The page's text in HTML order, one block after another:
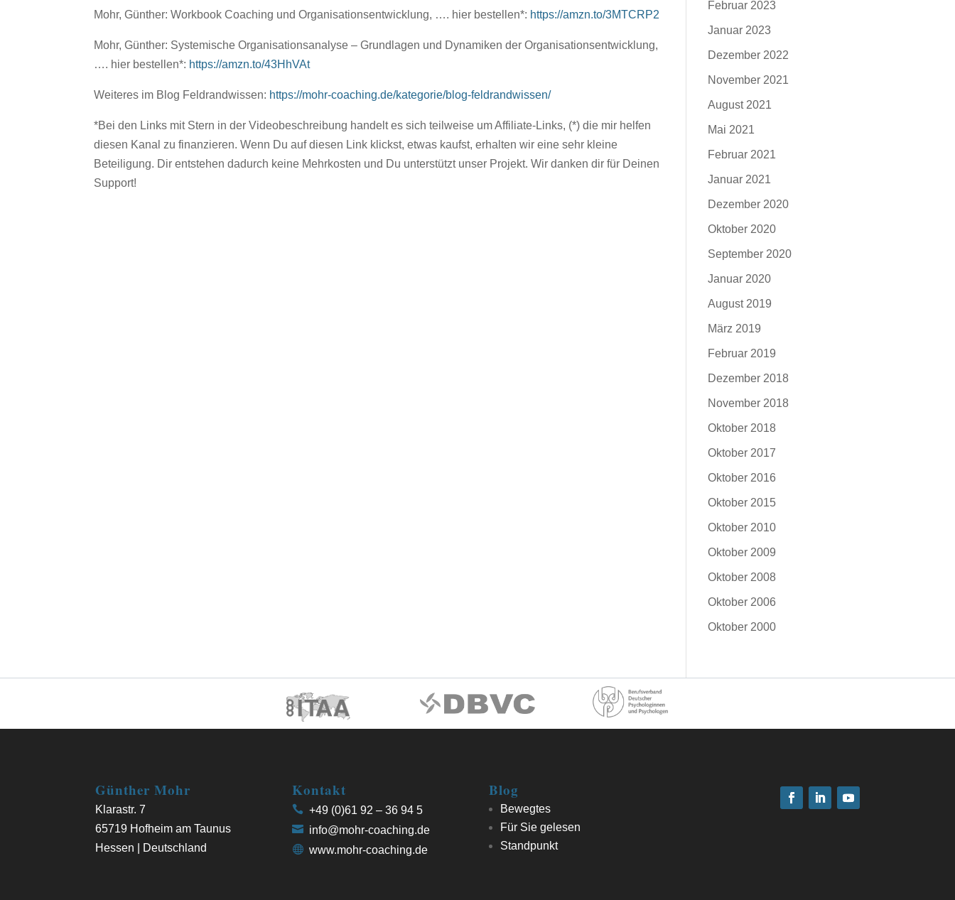
Mohr, Günther: Workbook Coaching und Organisationsentwicklung, …. hier bestellen*: https://amzn.to/3MTCRP2
Mohr, Günther: Systemische Organisationsanalyse – Grundlagen und Dynamiken der Organisationsentwicklung,
…. hier bestellen*: https://amzn.to/43HhVAt
Weiteres im Blog Feldrandwissen: https://mohr-coaching.de/kategorie/blog-feldrandwissen/
*Bei den Links mit Stern in der Videobeschreibung handelt es sich teilweise um Affiliate-Links, (*) die mir helfen
diesen Kanal zu finanzieren. Wenn Du auf diesen Link klickst, etwas kaufst, erhalten wir eine sehr kleine
Beteiligung. Dir entstehen dadurch keine Mehrkosten und Du unterstützt unser Projekt. Wir danken dir für Deinen
Support!
Februar 2023
Januar 2023
Dezember 2022
November 2021
August 2021
Mai 2021
Februar 2021
Januar 2021
Dezember 2020
Oktober 2020
September 2020
Januar 2020
August 2019
März 2019
Februar 2019
Dezember 2018
November 2018
Oktober 2018
Oktober 2017
Oktober 2016
Oktober 2015
Oktober 2010
Oktober 2009
Oktober 2008
Oktober 2006
Oktober 2000
Günther Mohr
Klarastr. 7
65719 Hofheim am Taunus
Hessen | Deutschland
Kontakt
+49 (0)61 92 – 36 94 5
info@mohr-coaching.de
www.mohr-coaching.de
Blog
Bewegtes
Für Sie gelesen
Standpunkt